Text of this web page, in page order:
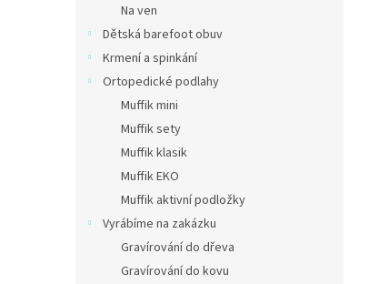
Na ven
Dětská barefoot obuv
Krmení a spinkání
Ortopedické podlahy
Muffik mini
Muffik sety
Muffik klasik
Muffik EKO
Muffik aktivní podložky
Vyrábíme na zakázku
Gravírování do dřeva
Gravírování do kovu